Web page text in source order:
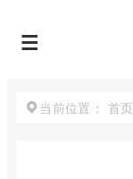
当前位置： 首页